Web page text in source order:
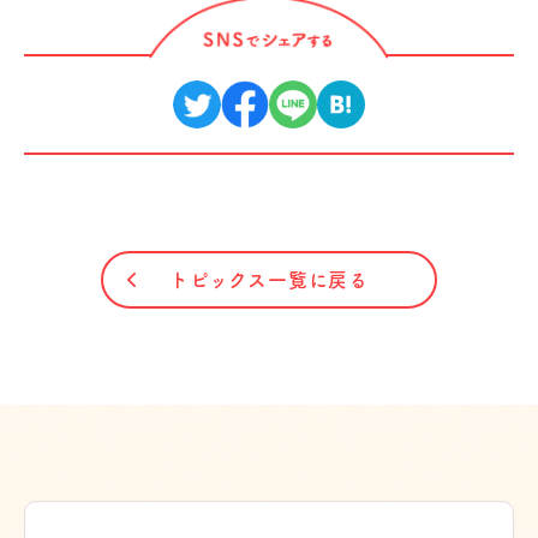
トピックス一覧に戻る